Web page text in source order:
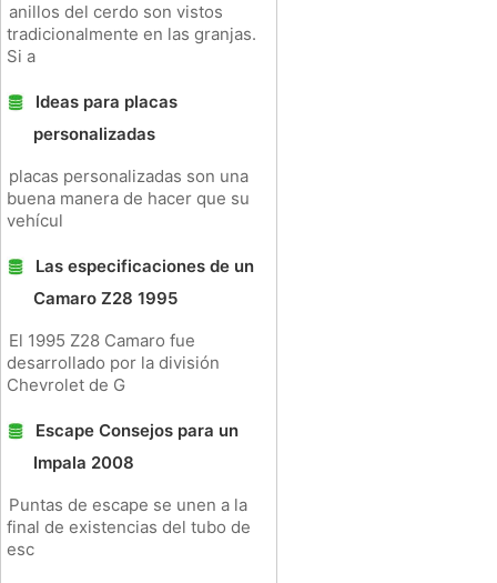
anillos del cerdo son vistos
tradicionalmente en las granjas.
Si a
Ideas para placas
personalizadas
placas personalizadas son una
buena manera de hacer que su
vehícul
Las especificaciones de un
Camaro Z28 1995
El 1995 Z28 Camaro fue
desarrollado por la división
Chevrolet de G
Escape Consejos para un
Impala 2008
Puntas de escape se unen a la
final de existencias del tubo de
esc